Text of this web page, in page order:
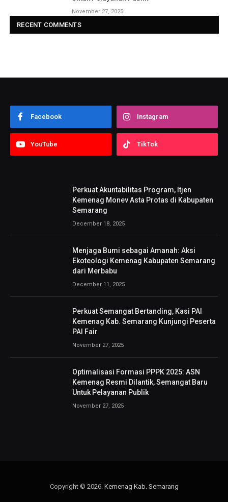
November 27, 2025
RECENT COMMENTS
Facebook Instagram
YouTube TikTok
Perkuat Akuntabilitas Program, Itjen
Kemenag Monev Asta Protas di Kabupaten
Semarang
December 18, 2025
Menjaga Bumi sebagai Amanah: Aksi
Ekoteologi Kemenag Kabupaten Semarang
dari Merbabu
December 11, 2025
Perkuat Semangat Bertanding, Kasi PAI
Kemenag Kab. Semarang Kunjungi Peserta
PAI Fair
November 27, 2025
Optimalisasi Formasi PPPK 2025: ASN
Kemenag Resmi Dilantik, Semangat Baru
Untuk Pelayanan Publik
November 27, 2025
Copyright © 2026. Kemenag Kab. Semarang